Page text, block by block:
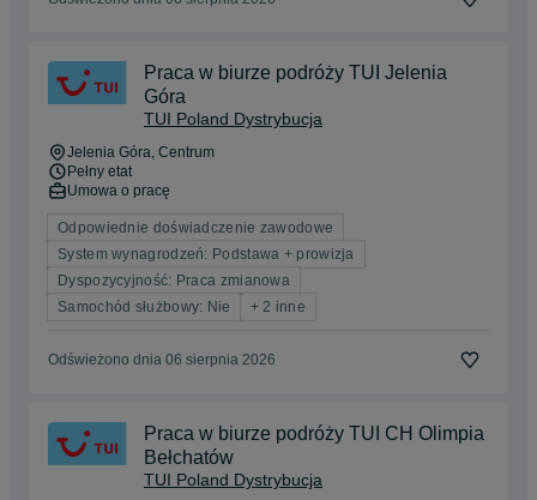
Praca w biurze podróży TUI Jelenia
Góra
TUI Poland Dystrybucja
Jelenia Góra , Centrum
Pełny etat
Umowa o pracę
Odpowiednie doświadczenie zawodowe
System wynagrodzeń: Podstawa + prowizja
Dyspozycyjność: Praca zmianowa
Samochód służbowy: Nie
+ 2 inne
Odświeżono dnia 06 sierpnia 2026
Praca w biurze podróży TUI CH Olimpia
Bełchatów
TUI Poland Dystrybucja